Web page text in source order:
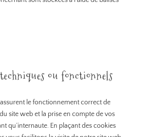
ou fonctionnels
le fonctionnement correct de
site web et la prise en compte de vos
qu’internaute. En plaçant des cookies